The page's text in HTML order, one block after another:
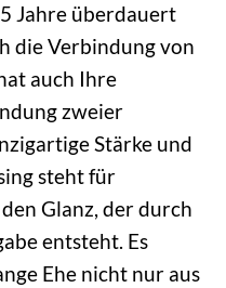
Jahre überdauert
die Verbindung von
auch Ihre
zweier
Stärke und
steht für
Glanz, der durch
entsteht. Es
Ehe nicht nur aus